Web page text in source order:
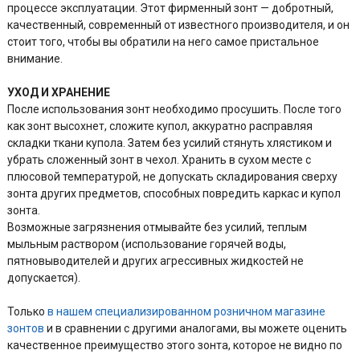
процессе эксплуатации. Этот фирменный зонт — добротный,
качественный, современный от известного производителя, и он
стоит того, чтобы вы обратили на него самое пристальное
внимание.
УХОД И ХРАНЕНИЕ
После использования зонт необходимо просушить. После того
как зонт высохнет, сложите купол, аккуратно расправляя
складки ткани купола. Затем без усилий стянуть хлястиком и
убрать сложенный зонт в чехол. Хранить в сухом месте с
плюсовой температурой, не допускать складирования сверху
зонта других предметов, способных повредить каркас и купол
зонта.
Возможные загрязнения отмывайте без усилий, теплым
мыльным раствором (использование горячей воды,
пятновыводителей и других агрессивных жидкостей не
допускается).
Тольков нашем специализированном розничном магазине
зонтов и в сравнении с другими аналогами, вы можете оценить
качественное преимущество этого зонта, которое не видно по